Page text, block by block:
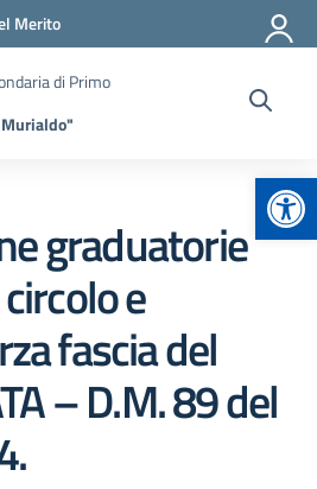
Merito
di Primo
graduatorie
e
fascia del
– D.M. 89 del